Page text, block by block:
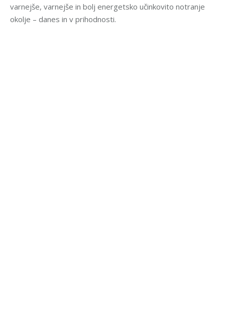
varnejše, varnejše in bolj energetsko učinkovito notranje
okolje – danes in v prihodnosti.